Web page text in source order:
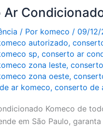
p
/ Por komeco / 09/12/
autorizado,
sp, conserto ar
zona leste,
zona oeste,
ar komeco, conserto de
Komeco de
em São Paulo,